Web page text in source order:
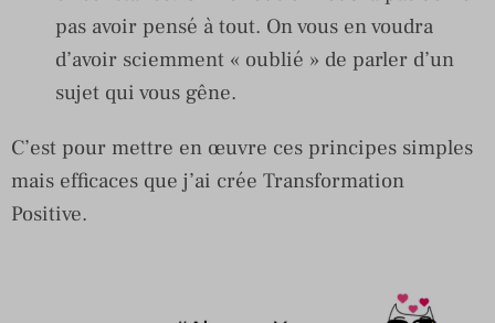
pas avoir pensé à tout. On vous en voudra
d’avoir sciemment « oublié » de parler d’un
sujet qui vous gêne.
C’est pour mettre en œuvre ces principes simples
mais efficaces que j’ai crée Transformation
Positive.